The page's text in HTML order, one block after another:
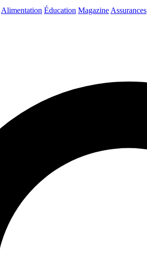
Alimentation Éducation Magazine Assurances